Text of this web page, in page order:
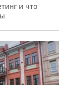
и что